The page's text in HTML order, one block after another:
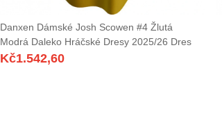
Danxen Dámské Josh Scowen #4 Žlutá
Modrá Daleko Hráčské Dresy 2025/26 Dres
Kč1.542,60